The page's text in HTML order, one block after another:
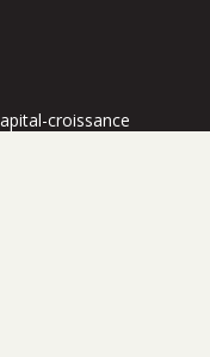
croissance